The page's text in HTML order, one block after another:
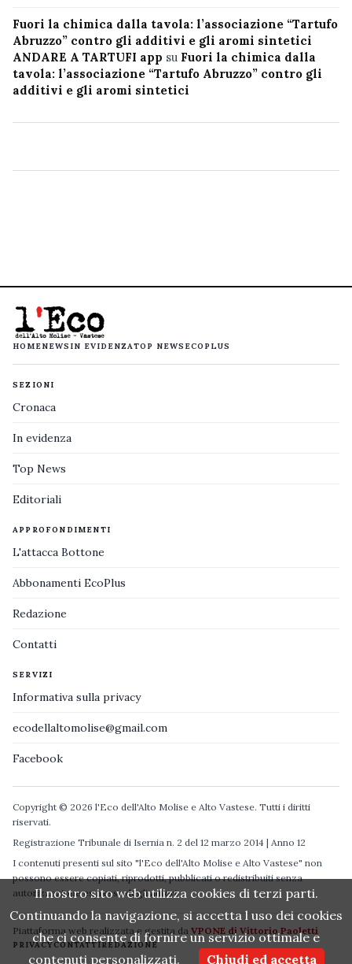
Fuori la chimica dalla tavola: l’associazione “Tartufo
Abruzzo” contro gli additivi e gli aromi sintetici
ANDARE A TARTUFI app su Fuori la chimica dalla
tavola: l’associazione “Tartufo Abruzzo” contro gli
additivi e gli aromi sintetici
HOMENEWS IN EVIDENZATOP NEWS ECOPLUS
SEZIONI
Cronaca
In evidenza
Top News
Editoriali
APPROFONDIMENTI
L'attacca Bottone
Abbonamenti EcoPlus
Redazione
Contatti
SERVIZI
Informativa sulla privacy
ecodellaltomolise@gmail.com
Facebook
Copyright © 2026 l'Eco dell'Alto Molise e Alto Vastese. Tutti i diritti
riservati.
Registrazione Tribunale di Isernia n. 2 del 12 marzo 2014 | Anno 12
I contenuti presenti sul sito "l'Eco dell'Alto Molise e Alto Vastese" non
possono essere copiati, riprodotti, pubblicati o redistribuiti senza
autorizzazione espressa degli autori.
Piattaforma web realizzata e gestita da VPONE di Vittorio Paoletti
PRIVACYCONTATTIREDAZIONE
Il nostro sito web utilizza cookies di terzi parti.
Continuando la navigazione, si accetta l uso dei cookies
che ci consente di fornire un servizio ottimale e
contenuti personalizzati.
Chiudi ed accetta